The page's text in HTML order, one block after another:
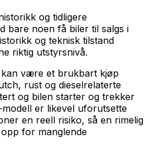
og tidligere
bare noen få biler til salgs i
og teknisk tilstand
riktig utstyrsnivå.
kan være et brukbart kjøp
rust og dieselrelaterte
og bilen starter og trekker
er likevel uforutsette
en reell risiko, så en rimelig
for manglende